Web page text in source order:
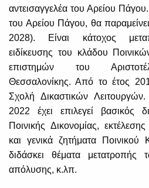
αντεισαγγελέα του Αρείου
του Αρείου Πάγου, θα
2028). Είναι κάτοχος
ειδίκευσης του κλάδου
επιστημών του
Θεσσαλονίκης. Από το έτος
Σχολή Δικαστικών
2022 έχει επιλεγεί βασικός
Ποινικής Δικονομίας,
και γενικά ζητήματα
διδάσκει θέματα
απόλυσης, κ.λπ.